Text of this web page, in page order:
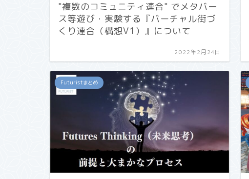
"複数のコミュニティ連合" でメタバー
ス等遊び・実験する『バーチャル街づ
くり連合（構想V1）』について
2022年2月24日
Futuristまとめ